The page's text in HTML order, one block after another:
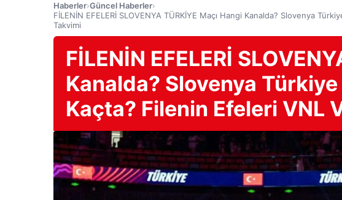
Haberler›Güncel Haberler›
FİLENİN EFELERİ SLOVENYA TÜRKİYE Maçı Hangi Kanalda? Slovenya
Takvimi
FİLENİN EFELERİ
Kanalda? Slovenya
Kaçta? Filenin Efeleri VNL